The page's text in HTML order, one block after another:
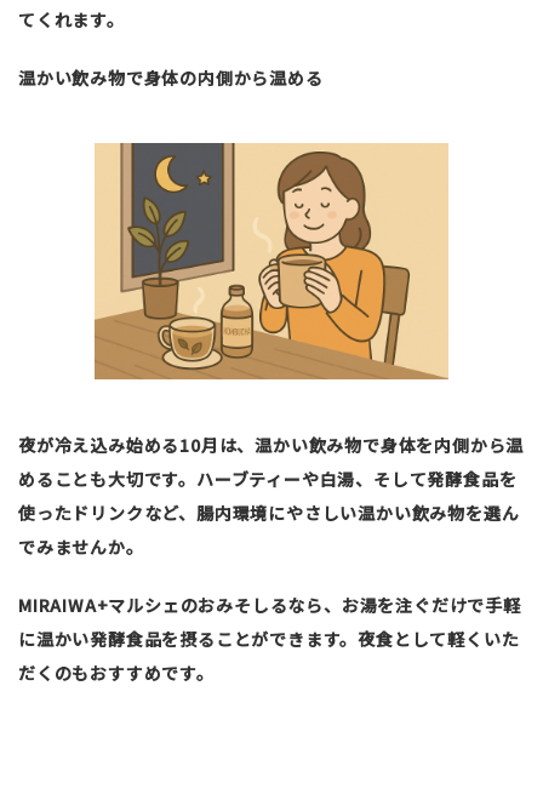
てくれます。
温かい飲み物で身体の内側から温める
夜が冷え込み始める10月は、温かい飲み物で身体を内側から温
めることも大切です。ハーブティーや白湯、そして発酵食品を
使ったドリンクなど、腸内環境にやさしい温かい飲み物を選ん
でみませんか。
MIRAIWA+マルシェのおみそしるなら、お湯を注ぐだけで手軽
に温かい発酵食品を摂ることができます。夜食として軽くいた
だくのもおすすめです。